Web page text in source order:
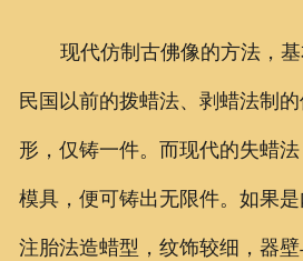
现代仿制古佛像的方法，基
民国以前的拨蜡法、剥蜡法制
形，仅铸一件。而现代的失蜡
模具，便可铸出无限件。如果
注胎法造蜡型，纹饰较细，器